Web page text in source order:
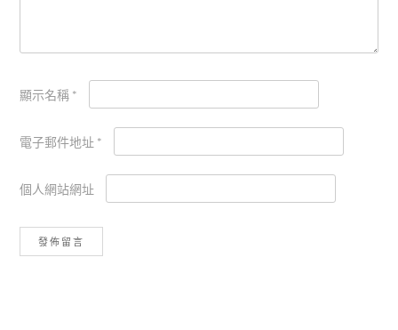
顯示名稱 *
電子郵件地址 *
個人網站網址